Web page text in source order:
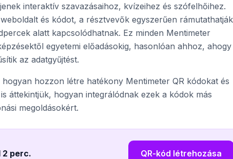
interaktív szavazásaihoz, kvízeihez és szófelhőihez.
és kódot, a résztvevők egyszerűen rámutathatják
alatt kapcsolódhatnak. Ez minden Mentimeter
egyetemi előadásokig, hasonlóan ahhoz,
az adatgyűjtést.
hozzon létre hatékony Mentimeter QR kódokat és
áttekintjük, hogyan integrálódnak ezek a kódok más
megoldásokért.
2 perc. QR-kód létrehozása